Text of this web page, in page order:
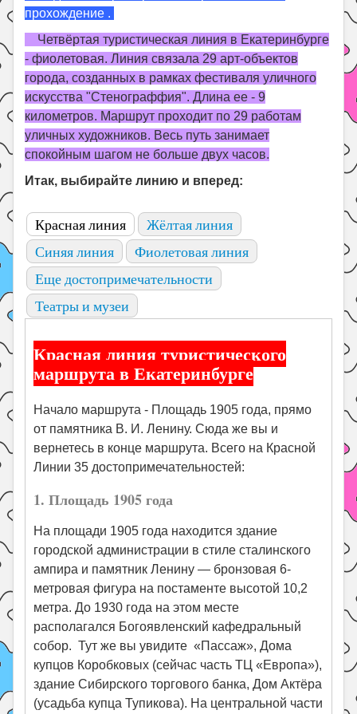
прохождение .
Четвёртая туристическая линия в Екатеринбурге
- фиолетовая. Линия связала 29 арт-объектов
города, созданных в рамках фестиваля уличного
искусства "Стенограффия". Длина ее - 9
километров. Маршрут проходит по 29 работам
уличных художников. Весь путь занимает
спокойным шагом не больше двух часов.
Итак, выбирайте линию и вперед:
Красная линия
Жёлтая линия
Синяя линия
Фиолетовая линия
Еще достопримечательности
Театры и музеи
Красная линия туристического
маршрута в Екатеринбурге
Начало маршрута - Площадь 1905 года, прямо
от памятника В. И. Ленину. Сюда же вы и
вернетесь в конце маршрута. Всего на Красной
Линии 35 достопримечательностей:
1. Площадь 1905 года
На площади 1905 года находится здание
городской администрации в стиле сталинского
ампира и памятник Ленину — бронзовая 6-
метровая фигура на постаменте высотой 10,2
метра. До 1930 года на этом месте
располагался Богоявленский кафедральный
собор. Тут же вы увидите «Пассаж», Дома
купцов Коробковых (сейчас часть ТЦ «Европа»),
здание Сибирского торгового банка, Дом Актёра
(усадьба купца Тупикова). На центральной части